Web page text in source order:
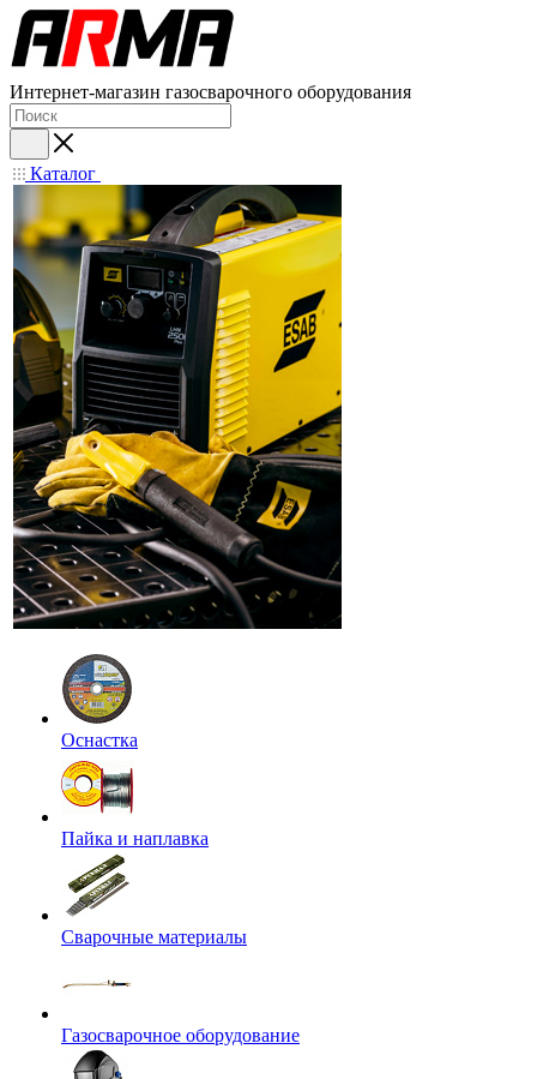
Интернет-магазин газосварочного оборудования
Каталог
Оснастка
Пайка и наплавка
Сварочные материалы
Газосварочное оборудование